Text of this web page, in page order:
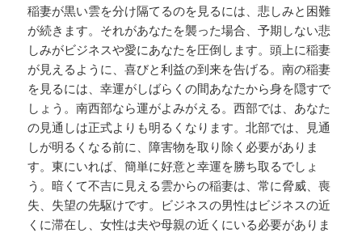
稲妻が黒い雲を分け隔てるのを見るには、悲しみと困難
が続きます。それがあなたを襲った場合、予期しない悲
しみがビジネスや愛にあなたを圧倒します。頭上に稲妻
が見えるように、喜びと利益の到来を告げる。南の稲妻
を見るには、幸運がしばらくの間あなたから身を隠すで
しょう。南西部なら運がよみがえる。西部では、あなた
の見通しは正式よりも明るくなります。北部では、見通
しが明るくなる前に、障害物を取り除く必要がありま
す。東にいれば、簡単に好意と幸運を勝ち取るでしょ
う。暗くて不吉に見える雲からの稲妻は、常に脅威、喪
失、失望の先駆けです。ビジネスの男性はビジネスの近
くに滞在し、女性は夫や母親の近くにいる必要がありま